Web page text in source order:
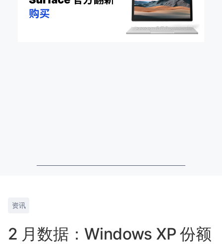
资讯
2 月数据：Windows XP 份额